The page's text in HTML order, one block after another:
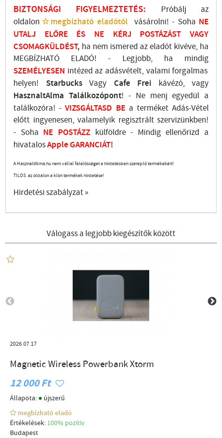
BIZTONSÁGI FIGYELMEZTETÉS:
Próbálj az
oldalon ☆megbízható eladótól vásárolni! - Soha NE
UTALJ ELŐRE ÉS NE KÉRJ POSTÁZÁST VAGY
CSOMAGKÜLDÉST, ha nem ismered az eladót kivéve, ha
MEGBÍZHATÓ ELADÓ! - Legjobb, ha mindig
SZEMÉLYESEN intézed az adásvételt, valami forgalmas
helyen! StarbucksVagy Cafe Frei kávézó, vagy
HasznaltAlma Találkozópont! - Ne menj egyedül a
találkozóra! - VIZSGÁLTASD BEa terméket Adás-Vétel
előtt ingyenesen, valamelyik regisztrált szervizünkben!
- Soha NE POSTÁZZ külföldre- Mindig ellenőrizd a
hivatalosApple GARANCIÁT!
A HasznaltAlma.hu nem vállal felelősséget a hirdetésben szereplő termékekért!
TILOS az oldalon a klón termékek hirdetése!
Hirdetési szabályzat »
Válogass a legjobb kiegészítők között
2026.07.17
Magnetic Wireless Powerbank Xtorm
12 000 Ft
Állapota: ● újszerű
megbízható eladó
Értékelések: 100% pozítiv
Budapest